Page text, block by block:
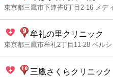
東京都三鷹市下連雀6丁目2-16 メデ
牟礼の里クリニック
東京都三鷹市牟礼2丁目11-28 ベル
三鷹さくらクリニック